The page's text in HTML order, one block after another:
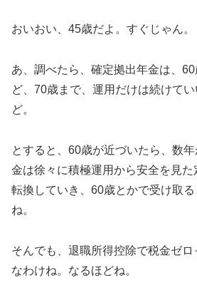
おいおい、45歳だよ。すぐじゃん。
あ、調べたら、確定拠出年金は、
ど、70歳まで、運用だけは続けて
ど。
とすると、60歳が近づいたら、数
金は徐々に積極運用から安全を見
転換していき、60歳とかで受け取
ね。
そんでも、退職所得控除で税金ゼ
なわけね。なるほどね。